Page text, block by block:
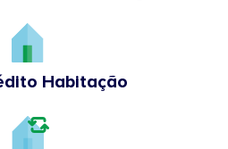
Habitação